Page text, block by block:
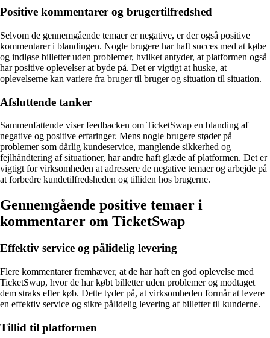
Positive kommentarer og brugertilfredshed
Selvom de gennemgående temaer er negative, er der også positive
kommentarer i blandingen. Nogle brugere har haft succes med at købe
og indløse billetter uden problemer, hvilket antyder, at platformen også
har positive oplevelser at byde på. Det er vigtigt at huske, at
oplevelserne kan variere fra bruger til bruger og situation til situation.
Afsluttende tanker
Sammenfattende viser feedbacken om TicketSwap en blanding af
negative og positive erfaringer. Mens nogle brugere støder på
problemer som dårlig kundeservice, manglende sikkerhed og
fejlhåndtering af situationer, har andre haft glæde af platformen. Det er
vigtigt for virksomheden at adressere de negative temaer og arbejde på
at forbedre kundetilfredsheden og tilliden hos brugerne.
Gennemgående positive temaer i
kommentarer om TicketSwap
Effektiv service og pålidelig levering
Flere kommentarer fremhæver, at de har haft en god oplevelse med
TicketSwap, hvor de har købt billetter uden problemer og modtaget
dem straks efter køb. Dette tyder på, at virksomheden formår at levere
en effektiv service og sikre pålidelig levering af billetter til kunderne.
Tillid til platformen